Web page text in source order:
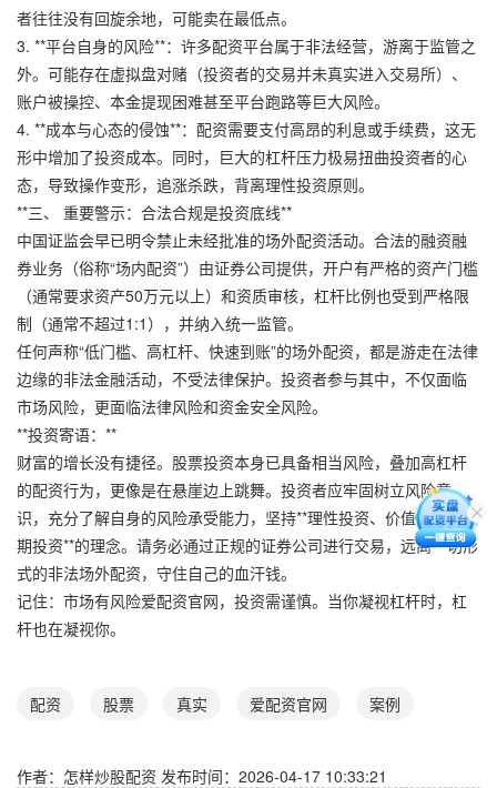
者往往没有回旋余地，可能卖在最低点。
3. **平台自身的风险**：许多配资平台属于非法经营，游离于监管之
外。可能存在虚拟盘对赌（投资者的交易并未真实进入交易所）、
账户被操控、本金提现困难甚至平台跑路等巨大风险。
4. **成本与心态的侵蚀**：配资需要支付高昂的利息或手续费，这无
形中增加了投资成本。同时，巨大的杠杆压力极易扭曲投资者的心
态，导致操作变形，追涨杀跌，背离理性投资原则。
**三、 重要警示：合法合规是投资底线**
中国证监会早已明令禁止未经批准的场外配资活动。合法的融资融
券业务（俗称“场内配资”）由证券公司提供，开户有严格的资产门槛
（通常要求资产50万元以上）和资质审核，杠杆比例也受到严格限
制（通常不超过1:1），并纳入统一监管。
任何声称“低门槛、高杠杆、快速到账”的场外配资，都是游走在法律
边缘的非法金融活动，不受法律保护。投资者参与其中，不仅面临
市场风险，更面临法律风险和资金安全风险。
**投资寄语：**
财富的增长没有捷径。股票投资本身已具备相当风险，叠加高杠杆
的配资行为，更像是在悬崖边上跳舞。投资者应牢固树立风险意
识，充分了解自身的风险承受能力，坚持**理性投资、价值投资、长
期投资**的理念。请务必通过正规的证券公司进行交易，远离一切形
式的非法场外配资，守住自己的血汗钱。
记住：市场有风险爱配资官网，投资需谨慎。当你凝视杠杆时，杠
杆也在凝视你。
配资 股票 真实 爱配资官网 案例
作者：怎样炒股配资 发布时间：2026-04-17 10:33:21